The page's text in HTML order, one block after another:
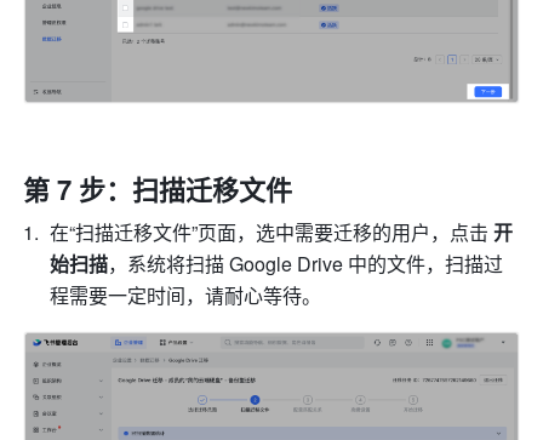
第 7 步：扫描迁移文件
在“扫描迁移文件”页面，选中需要迁移的用户，点击 开
始扫描，系统将扫描 Google Drive 中的文件，扫描过
程需要一定时间，请耐心等待。